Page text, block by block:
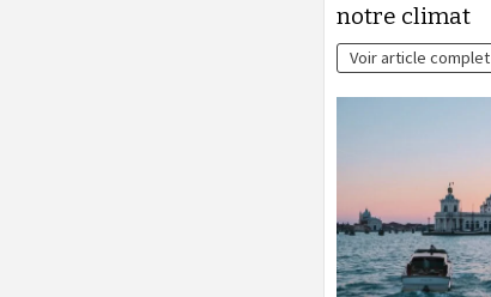
notre climat
Voir article complet